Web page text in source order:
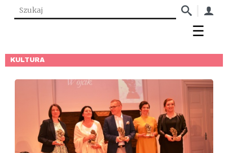
KULTURA